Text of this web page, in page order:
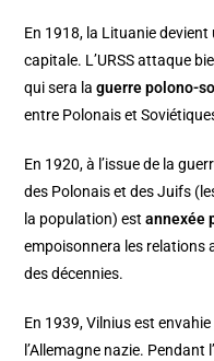
En 1918, la Lituanie
capitale. L’URSS attaque
qui sera laguerre polono-
entre Polonais et
En 1920, à l’issue de la
des Polonais et des Juifs
la population) estannexée
empoisonnera les relations
des décennies.
En 1939, Vilnius est
l’Allemagne nazie.